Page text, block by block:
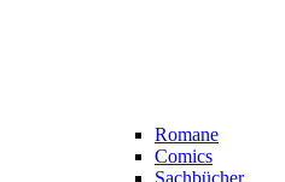
Romane
Comics
Sachbücher